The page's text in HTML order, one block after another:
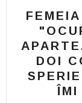
DOI
ÎMI